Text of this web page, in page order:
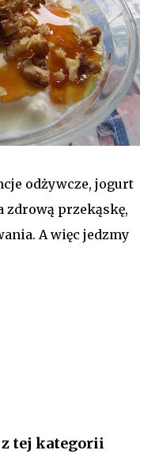
odżywcze, jogurt
zdrową przekąskę,
A więc jedzmy
tej kategorii